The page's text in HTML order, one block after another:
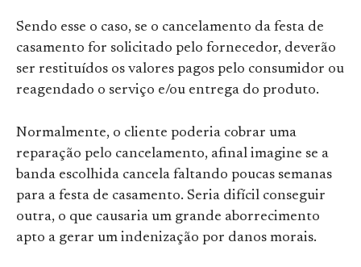
Sendo esse o caso, se o cancelamento da festa de
casamento for solicitado pelo fornecedor, deverão
ser restituídos os valores pagos pelo consumidor ou
reagendado o serviço e/ou entrega do produto.
Normalmente, o cliente poderia cobrar uma
reparação pelo cancelamento, afinal imagine se a
banda escolhida cancela faltando poucas semanas
para a festa de casamento. Seria difícil conseguir
outra, o que causaria um grande aborrecimento
apto a gerar um indenização por danos morais.